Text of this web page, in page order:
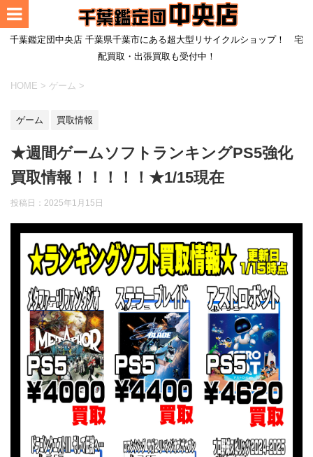
千葉鑑定団中央店 千葉県千葉市にある超大型リサイクルショップ！ 宅
配買取・出張買取も受付中！
HOME > ゲーム >
ゲーム 買取情報
★週間ゲームソフトランキングPS5強化
買取情報！！！！！★1/15現在
投稿日： 2025年1月15日